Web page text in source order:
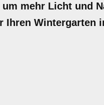
mehr Licht und
Ihren Wintergarten